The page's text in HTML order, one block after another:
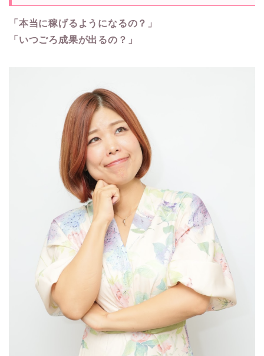
「本当に稼げるようになるの？」
「いつごろ成果が出るの？」